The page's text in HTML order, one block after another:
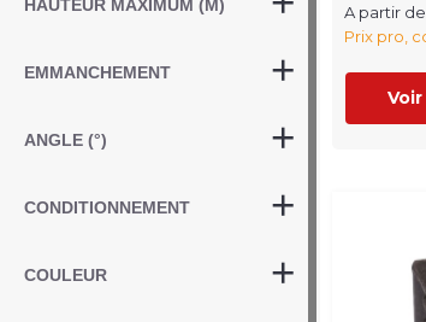
HAUTEUR MAXIMUM (M)
EMMANCHEMENT
ANGLE (°)
CONDITIONNEMENT
COULEUR
A partir de
Prix pro,